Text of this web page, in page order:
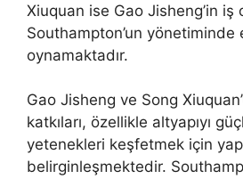
Xiuquan ise Gao Jisheng’in iş
Southampton’un yönetiminde
oynamaktadır.
Gao Jisheng ve Song
katkıları, özellikle altyapıyı
yetenekleri keşfetmek için
belirginleşmektedir.